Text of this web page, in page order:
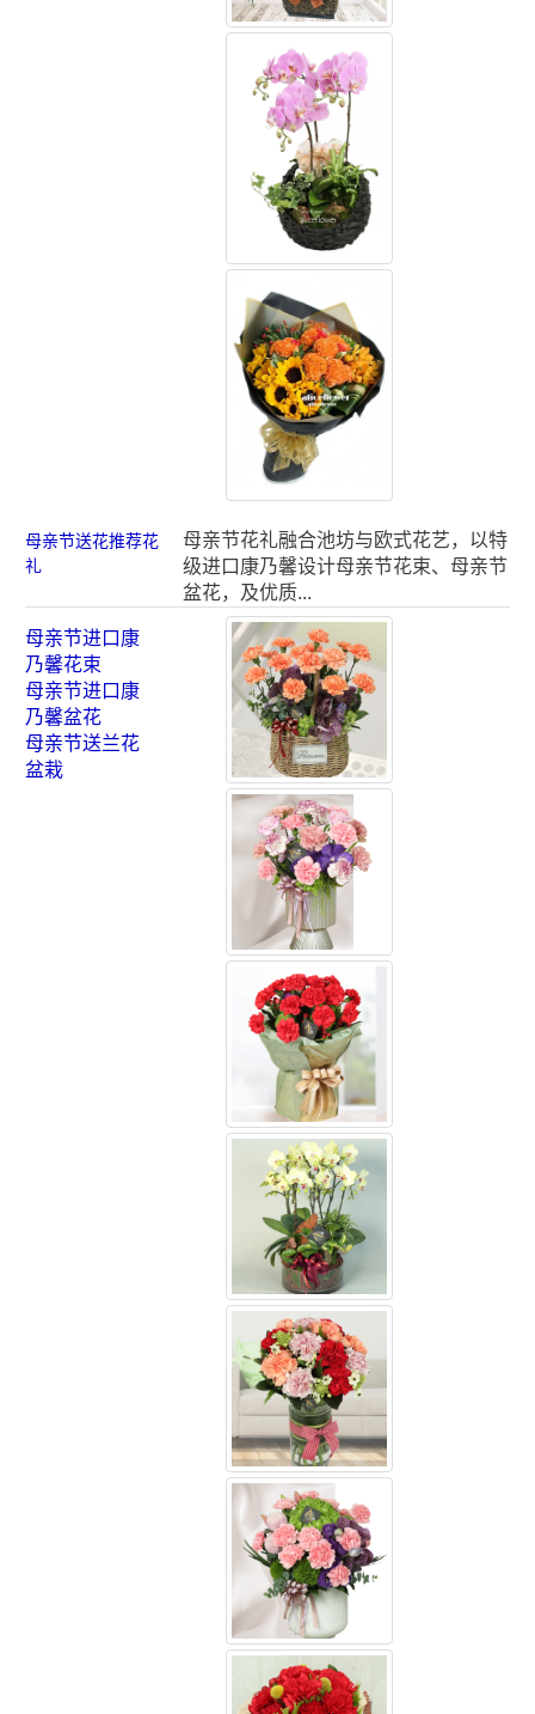
母亲节送花推荐花
礼
母亲节花礼融合池坊与欧式花艺，以特
级进口康乃馨设计母亲节花束、母亲节
盆花，及优质...
母亲节进口康
乃馨花束
母亲节进口康
乃馨盆花
母亲节送兰花
盆栽